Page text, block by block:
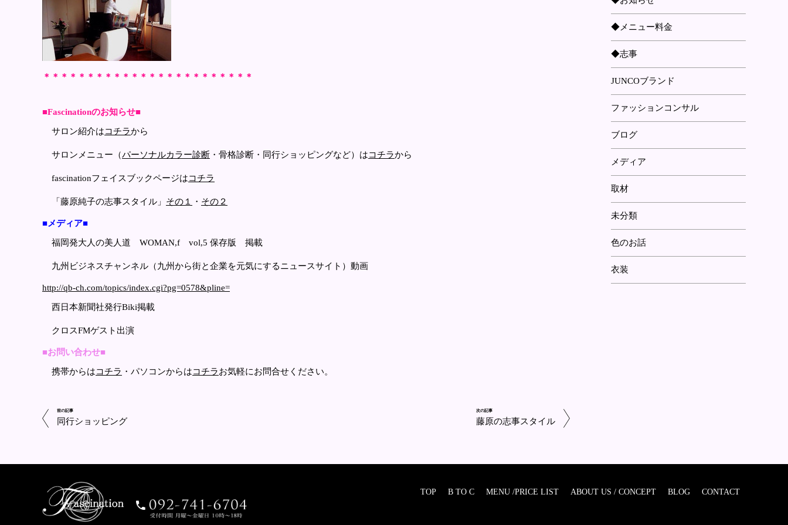
＊＊＊＊＊＊＊＊＊＊＊＊＊＊＊＊＊＊＊＊＊＊＊＊
■Fascinationのお知らせ■
サロン紹介はコチラから
サロンメニュー（パーソナルカラー診断 ・骨格診断・同行ショッピングなど）はコチラから
fascinationフェイスブックページはコチラ
「藤原純子の志事スタイル」 その１ ・ その２
■メディア■
福岡発大人の美人道 WOMAN,f vol,5 保存版 掲載
九州ビジネスチャンネル（九州から街と企業を元気にするニュースサイト）動画
http://qb-ch.com/topics/index.cgi?pg=0578&pline=
西日本新聞社発行Biki掲載
クロスFMゲスト出演
■お問い合わせ■
携帯からはコチラ ・パソコンからはコチラお気軽にお問合せください。
前の記事
同行ショッピング
次の記事
藤原の志事スタイル
◆メニュー料金
◆志事
JUNCOブランド
ファッションコンサル
ブログ
メディア
取材
未分類
色のお話
衣装
TOP B TO C MENU /PRICE LIST ABOUT US / CONCEPT BLOG CONTACT